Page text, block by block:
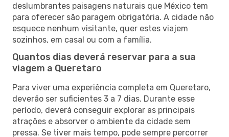
deslumbrantes paisagens naturais que México tem
para oferecer são paragem obrigatória. A cidade não
esquece nenhum visitante, quer estes viajem
sozinhos, em casal ou com a família.
Quantos dias deverá reservar para a sua
viagem a Queretaro
Para viver uma experiência completa em Queretaro,
deverão ser suficientes 3 a 7 dias. Durante esse
período, deverá conseguir explorar as principais
atrações e absorver o ambiente da cidade sem
pressa. Se tiver mais tempo, pode sempre percorrer